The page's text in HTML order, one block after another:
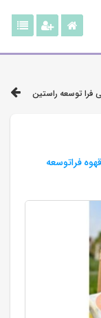
فرا توسعه راستین
فراتوسعه